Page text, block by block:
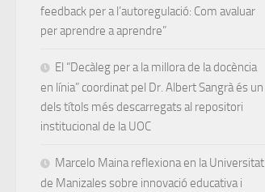
feedback per a l’autoregulació: Com avaluar
per aprendre a aprendre”
El “Decàleg per a la millora de la docència
en línia” coordinat pel Dr. Albert Sangrà és un
dels títols més descarregats al repositori
institucional de la UOC
Marcelo Maina reflexiona en la Universitat
de Manizales sobre innovació educativa i